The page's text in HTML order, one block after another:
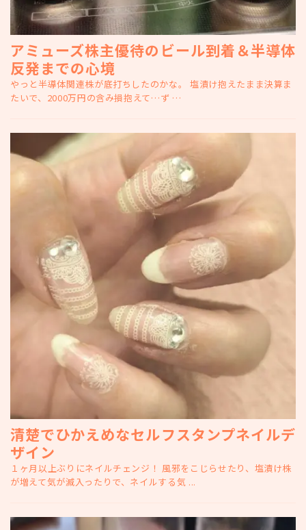
アミューズ株主優待のビール到着＆半導体
反発までの心境
やっと半導体関連株が底打ちしたのかな。 塩漬け抱えたまま決算ま
たいで、2000万円の含み損抱えて…ず …
清楚でひかえめなセルフスタンプネイルデ
ザイン
１ヶ月以上ぶりにネイルチェンジ！ 風邪をこじらせたり、塩漬け株
が増えて気が滅入ったりで、ネイルする気 ...